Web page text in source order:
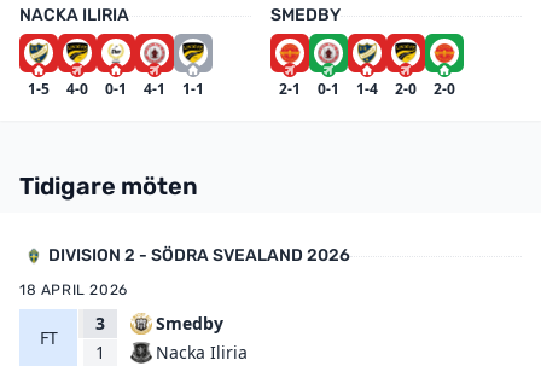
NACKA ILIRIA
1-5 4-0 0-1 4-1 1-1
SMEDBY
2-1 0-1 1-4 2-0 2-0
Tidigare möten
DIVISION 2 - SÖDRA SVEALAND 2026
18 APRIL 2026
FT
3
1
Smedby
Nacka Iliria